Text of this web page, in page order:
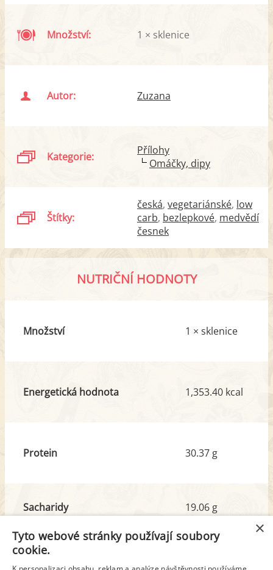
Množství: 1 × sklenice
Autor: Zuzana
Kategorie:
Přílohy
Omáčky, dipy
Štítky:
česká vegetariánské low
carb bezlepkové medvědí
česnek
NUTRIČNÍ HODNOTY
Množství 1 × sklenice
Energetická hodnota 1,353.40 kcal
Protein 30.37 g
Sacharidy
19.06 g
×
Tyto webové stránky používají soubory
cookie.